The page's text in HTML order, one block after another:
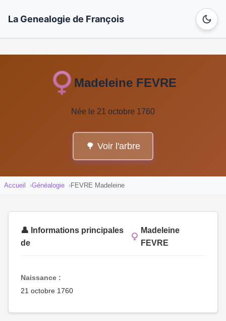
La Genealogie de François
Madeleine FEVRE
Née le 21 octobre 1760
🌳 Voir l'arbre
Accueil Généalogie FEVRE Madeleine
👤 Informations principales
de
Madeleine
FEVRE
Naissance :
21 octobre 1760